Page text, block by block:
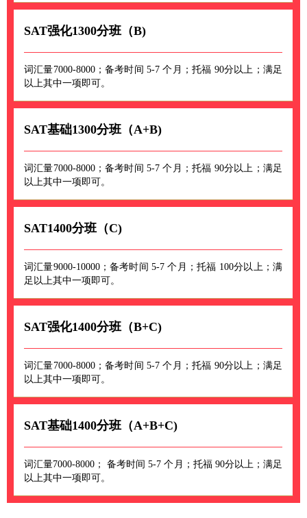
SAT强化1300分班（B)
词汇量7000-8000；备考时间 5-7 个月；托福 90分以上；满足
以上其中一项即可。
SAT基础1300分班（A+B)
词汇量7000-8000；备考时间 5-7 个月；托福 90分以上；满足
以上其中一项即可。
SAT1400分班（C)
词汇量9000-10000；备考时间 5-7 个月；托福 100分以上；满
足以上其中一项即可。
SAT强化1400分班（B+C)
词汇量7000-8000；备考时间 5-7 个月；托福 90分以上；满足
以上其中一项即可。
SAT基础1400分班（A+B+C)
词汇量7000-8000； 备考时间 5-7 个月；托福 90分以上；满足
以上其中一项即可。